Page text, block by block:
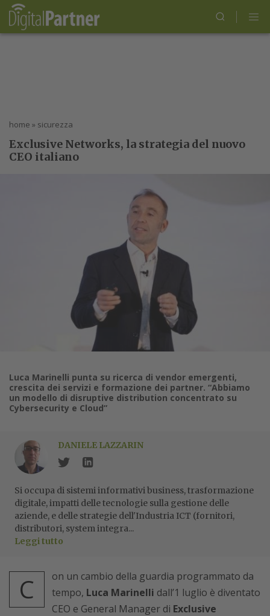
home » sicurezza
Exclusive Networks, la strategia del nuovo
CEO italiano
Luca Marinelli punta su ricerca di vendor emergenti,
crescita dei servizi e formazione dei partner. “Abbiamo
un modello di disruptive distribution concentrato su
Cybersecurity e Cloud”
DANIELE LAZZARIN
Si occupa di sistemi informativi business, trasformazione
digitale, impatti delle tecnologie sulla gestione delle
aziende, e delle strategie dell'Industria ICT (fornitori,
distributori, system integra...
Leggi tutto
C
on un cambio della guardia programmato da
tempo, Luca Marinelli dall’1 luglio è diventato
CEO e General Manager di Exclusive